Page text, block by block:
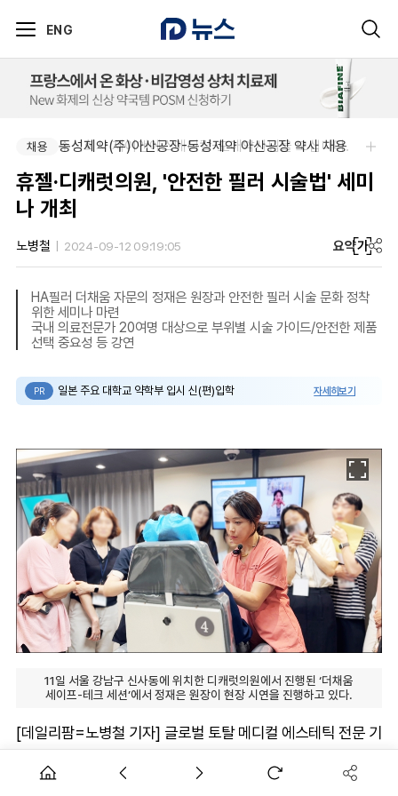
ENG
채용 주식회사 제이앤에스메디칼-도매약사님을 모십니다.
채용 동성제약(주)아산공장-동성제약 아산공장 약사 채용
휴젤·디캐럿의원, '안전한 필러 시술법' 세미
나 개최
노병철 2024-09-12 09:19:05 요약가
HA필러 더채움 자문의 정재은 원장과 안전한 필러 시술 문화 정착
위한 세미나 마련
국내 의료전문가 20여명 대상으로 부위별 시술 가이드/안전한 제품
선택 중요성 등 강연
PR 일본 주요 대학교 약학부 입시 신(편)입학 자세히보기
11일 서울 강남구 신사동에 위치한 디캐럿의원에서 진행된 ‘더채움
세이프-테크 세션’에서 정재은 원장이 현장 시연을 진행하고 있다.
[데일리팜=노병철 기자] 글로벌 토탈 메디컬 에스테틱 전문 기
업 휴젤이 지난 11일 국내 미용성형 분야 의료전문가(HCP)
20여명을 대상으로 ‘더채움 세이프-테크 세션(The Chaeum